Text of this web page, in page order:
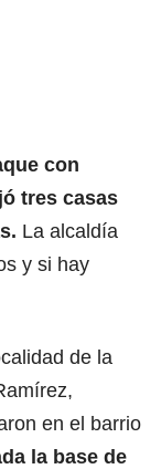
con
tres casas
La alcaldía
y si hay
de la
en el barrio
la base de